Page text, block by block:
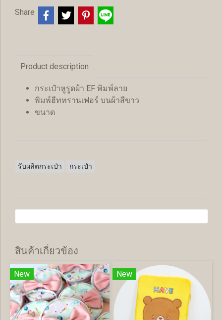
Share
Product description
กระเป๋าหูรูดผ้า EF พิมพ์ลาย
พิมพ์ฮีททรานเฟอร์ บนผ้าสีขาว
ขนาด
รับผลิตกระเป๋า กระเป๋า
สินค้าเกี่ยวข้อง
New New